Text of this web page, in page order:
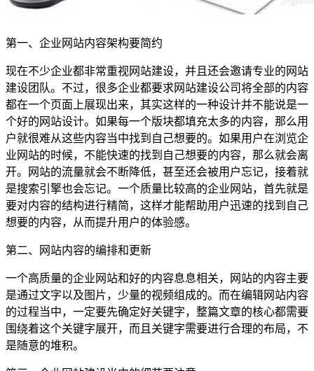
第一、企业网站内容架构要简约
现在不少企业都非常重视网站建设，并且还会邀请专业的网站
建设团队。不过，很多企业都要求网站建设公司将全部的内容
都在一个页面上展现出来，其实这样的一种设计并不能说是一
个好的网站设计。如果每一个版块都填充太多的内容，那么用
户就很难从这些内容当中找到自己想要的。如果用户在浏览企
业网站的时候，不能快速的找到自己想要的内容，那么就会离
开。网站的流量就会不断降低，甚至还会被用户忘记，接着就
是搜索引擎也会忘记。一个质量比较高的企业网站，首先就是
要对内容的结构进行精简，这样才能帮助用户迅速的找到自己
想要的内容，从而提升用户的体验感。
第二、网站内容的编排和更新
一个高质量的企业网站和好的内容息息相关，网站的内容主要
是通过文字以及图片，少量的视频组成的。而在编辑网站内容
的过程当中，一定要先确定好关键字，整篇文章的核心都需要
围绕着这个关键字展开，而且关键字需要进行合理的布局，不
是随意的堆积。